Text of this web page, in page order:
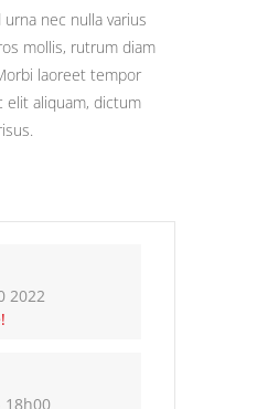
nec nulla varius
mollis, rutrum diam
laoreet tempor
elit aliquam, dictum
2022
18h00